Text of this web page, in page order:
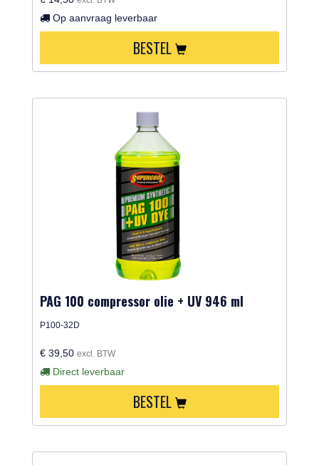
Op aanvraag leverbaar
BESTEL
PAG 100 compressor olie + UV 946 ml
P100-32D
€ 39,50 excl. BTW
Direct leverbaar
BESTEL